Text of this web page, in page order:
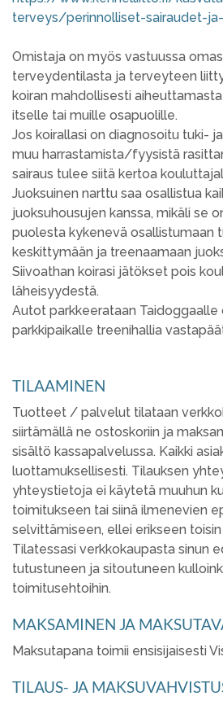
terveys/perinnolliset-sairaudet-ja-
Omistaja on myös vastuussa
terveydentilasta ja terveyteen
koiran mahdollisesti
itselle tai muille osapuolille.
Jos koirallasi on diagnosoitu tuki-
muu harrastamista/fyysistä
sairaus tulee siitä kertoa
Juoksuinen narttu saa osallistua
juoksuhousujen kanssa, mikäli se
puolesta kykenevä osallistumaan
keskittymään ja treenaamaan
Siivoathan koirasi jätökset pois
läheisyydestä.
Autot parkkeerataan
parkkipaikalle treenihallia
TILAAMINEN
Tuotteet / palvelut tilataan
siirtämällä ne ostoskoriin ja
sisältö kassapalvelussa. Kaikki
luottamuksellisesti. Tilauksen
yhteystietoja ei käytetä muuhun
toimitukseen tai siinä ilmenevien
selvittämiseen, ellei erikseen toisin
Tilatessasi verkkokaupasta sinun
tutustuneen ja sitoutuneen
toimitusehtoihin.
MAKSAMINEN JA
Maksutapana toimii ensisijaisesti
TILAUS- JA